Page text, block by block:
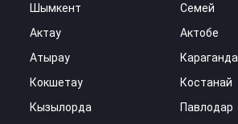
Шымкент
Семей
Актау
Актобе
Атырау
Караганда
Кокшетау
Костанай
Кызылорда
Павлодар